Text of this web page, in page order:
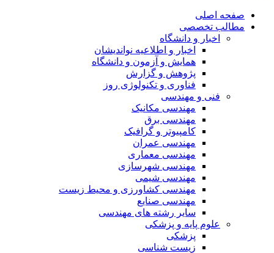
صفحه اصلی
مطالب تخصصی
اخبار و دانشگاه
اخبار و اطلاعیه نواندیشان
همایش و آزمون و دانشگاه
پژوهش و گزارش
فناوری و تکنولوژی روز
فنی و مهندسی
مهندسی مکانیک
مهندسی برق
کامپیوتر و گرافیک
مهندسی عمران
مهندسی معماری
مهندسی شهرسازی
مهندسی شیمی
مهندسی کشاورزی و محیط زیست
مهندسی صنایع
سایر رشته های مهندسی
علوم پایه و پزشکی
پزشکی
زیست شناسی